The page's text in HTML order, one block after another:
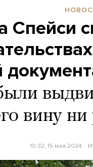
Спейси
вину
10:32, 15 мая 2024